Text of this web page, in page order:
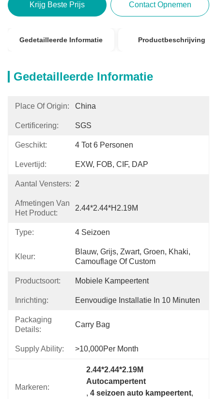
Krijg Beste Prijs Contact Opnemen
Gedetailleerde Informatie Productbeschrijving
Gedetailleerde Informatie
Place Of Origin: China
Certificering: SGS
Geschikt: 4 Tot 6 Personen
Levertijd: EXW, FOB, CIF, DAP
Aantal Vensters: 2
Afmetingen Van
Het Product:
2.44*2.44*H2.19M
Type: 4 Seizoen
Kleur:
Blauw, Grijs, Zwart, Groen, Khaki,
Camouflage Of Custom
Productsoort: Mobiele Kampeertent
Inrichting: Eenvoudige Installatie In 10 Minuten
Packaging
Details:
Carry Bag
Supply Ability: >10,000Per Month
Markeren:
2.44*2.44*2.19M
Autocampertent
, 4 seizoen auto kampeertent,